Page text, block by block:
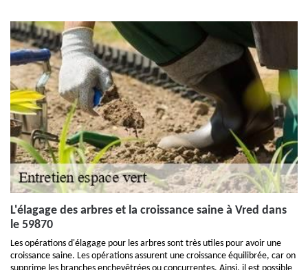
L'élagage des arbres et la croissance saine à Vred dans
le 59870
Les opérations d'élagage pour les arbres sont très utiles pour avoir une
croissance saine. Les opérations assurent une croissance équilibrée, car on